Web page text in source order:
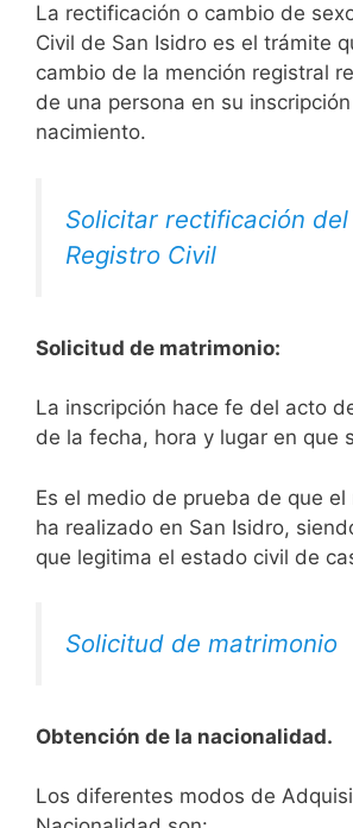
La rectificación o cambio de
Civil de San Isidro es el trámite
cambio de la mención registral
de una persona en su
nacimiento.
Solicitar rectificación
Registro Civil
Solicitud de matrimonio:
La inscripción hace fe del acto
de la fecha, hora y lugar en que
Es el medio de prueba de que el
ha realizado en San Isidro,
que legitima el estado civil de
Solicitud de matrimonio
Obtención de la nacionalidad.
​​​Los diferentes modos de